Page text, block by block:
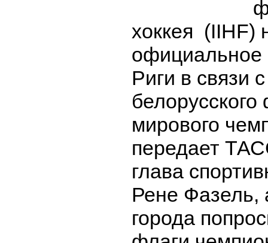
хоккея (IIHF)
официальное
Риги в связи
мирового
передает
глава
Рене Фазель,
города